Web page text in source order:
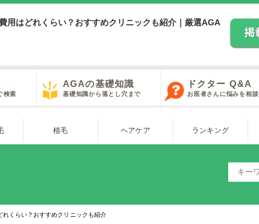
用はどれくらい？おすすめクリニックも紹介｜厳選AGA
検索
AGAの基礎知識
基礎知識から落とし穴まで
ドクター Q&A
お医者さんに悩みを相談
植毛 ヘアケア ランキング
くらい？おすすめクリニックも紹介